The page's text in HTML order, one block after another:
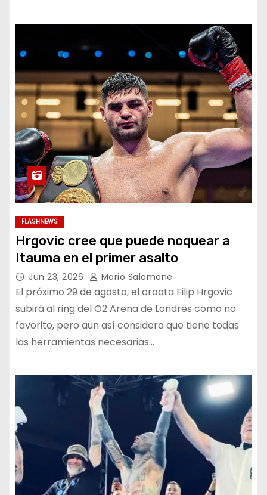
FLASHNEWS
Hrgovic cree que puede noquear a
Itauma en el primer asalto
Jun 23, 2026 Mario Salomone
El próximo 29 de agosto, el croata Filip Hrgovic
subirá al ring del O2 Arena de Londres como no
favorito, pero aun así considera que tiene todas
las herramientas necesarias…